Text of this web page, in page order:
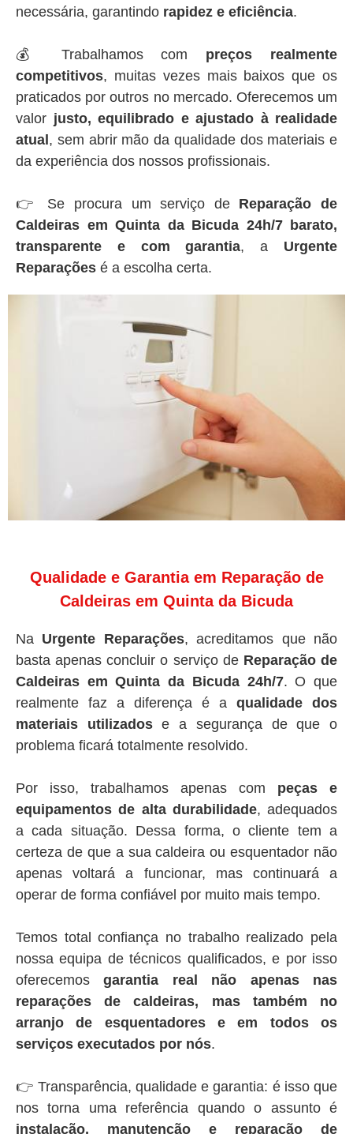
necessária, garantindo rapidez e eficiência.
💰 Trabalhamos com preços realmente
competitivos, muitas vezes mais baixos que os
praticados por outros no mercado. Oferecemos um
valor justo, equilibrado e ajustado à realidade
atual , sem abrir mão da qualidade dos materiais e
da experiência dos nossos profissionais.
👉 Se procura um serviço de Reparação de
Caldeiras em Quinta da Bicuda 24h/7 barato,
transparente e com garantia, a Urgente
Reparações é a escolha certa.
Qualidade e Garantia em Reparação de
Caldeiras em Quinta da Bicuda
Na Urgente Reparações, acreditamos que não
basta apenas concluir o serviço de Reparação de
Caldeiras em Quinta da Bicuda 24h/7. O que
realmente faz a diferença é a qualidade dos
materiais utilizadose a segurança de que o
problema ficará totalmente resolvido.
Por isso, trabalhamos apenas com peças e
equipamentos de alta durabilidade, adequados
a cada situação. Dessa forma, o cliente tem a
certeza de que a sua caldeira ou esquentador não
apenas voltará a funcionar, mas continuará a
operar de forma confiável por muito mais tempo.
Temos total confiança no trabalho realizado pela
nossa equipa de técnicos qualificados, e por isso
oferecemosgarantia real não apenas nas
reparações de caldeiras, mas também no
arranjo de esquentadores e em todos os
serviços executados por nós.
👉 Transparência, qualidade e garantia: é isso que
nos torna uma referência quando o assunto é
instalação, manutenção e reparação de